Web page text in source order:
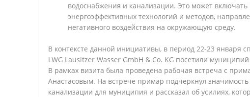
водоснабжения и канализации. Это может включать
энергоэффективных технологий и методов,
негативного воздействия на окружающую среду.
В контексте данной инициативы, в период 22-23 января
LWG Lausitzer Wasser GmbH & Co. KG посетили
В рамках визита была проведена рабочая встреча с
Анастасовым. На встрече примар подчеркнул
канализации для муниципия и рассказал об усилиях,